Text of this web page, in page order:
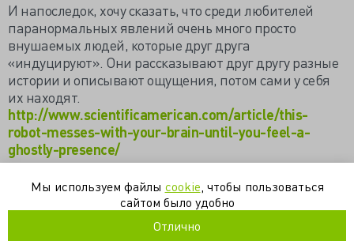
И напоследок, хочу сказать, что среди любителей
паранормальных явлений очень много просто
внушаемых людей, которые друг друга
«индуцируют». Они рассказывают друг другу разные
истории и описывают ощущения, потом сами у себя
их находят.
http://www.scientificamerican.com/article/this-
robot-messes-with-your-brain-until-you-feel-a-
ghostly-presence/
Мы используем файлы cookie , чтобы пользоваться
сайтом было удобно
Отлично